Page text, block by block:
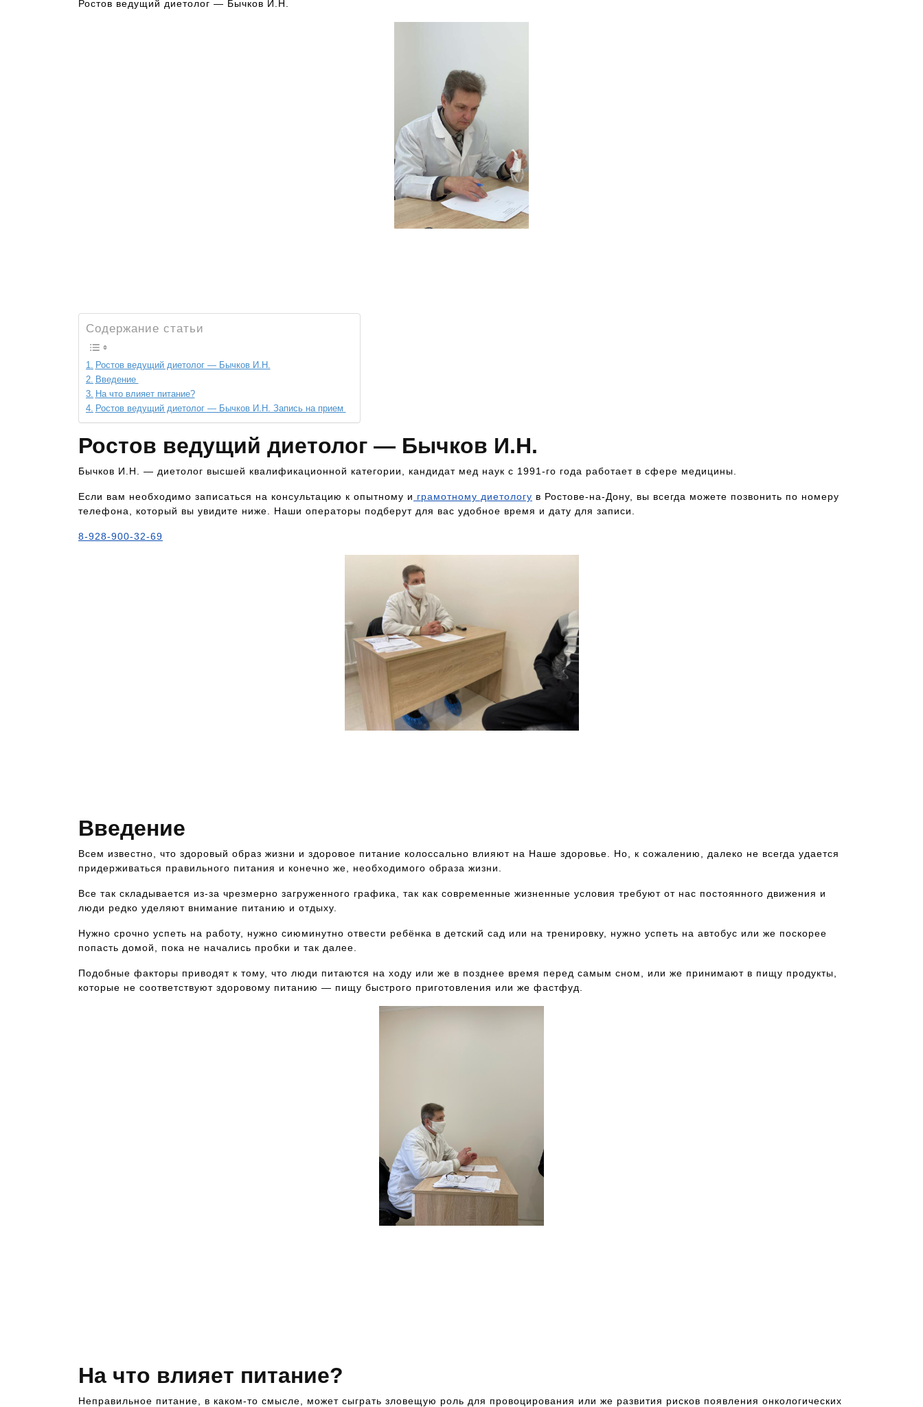
Ростов ведущий диетолог — Бычков И.Н.
Содержание статьи
Ростов ведущий диетолог — Бычков И.Н.
Введение
На что влияет питание?
Ростов ведущий диетолог — Бычков И.Н. Запись на прием
Ростов ведущий диетолог — Бычков И.Н.
Бычков И.Н. — диетолог высшей квалификационной категории, кандидат мед наук с 1991-го года работает в сфере медицины.
Если вам необходимо записаться на консультацию к опытному и грамотному диетологу в Ростове-на-Дону, вы всегда можете позвонить по номеру
телефона, который вы увидите ниже. Наши операторы подберут для вас удобное время и дату для записи.
8-928-900-32-69
Введение
Всем известно, что здоровый образ жизни и здоровое питание колоссально влияют на Наше здоровье. Но, к сожалению, далеко не всегда удается
придерживаться правильного питания и конечно же, необходимого образа жизни.
Все так складывается из-за чрезмерно загруженного графика, так как современные жизненные условия требуют от нас постоянного движения и
люди редко уделяют внимание питанию и отдыху.
Нужно срочно успеть на работу, нужно сиюминутно отвести ребёнка в детский сад или на тренировку, нужно успеть на автобус или же поскорее
попасть домой, пока не начались пробки и так далее.
Подобные факторы приводят к тому, что люди питаются на ходу или же в позднее время перед самым сном, или же принимают в пищу продукты,
которые не соответствуют здоровому питанию — пищу быстрого приготовления или же фастфуд.
На что влияет питание?
Неправильное питание, в каком-то смысле, может сыграть зловещую роль для провоцирования или же развития рисков появления онкологических